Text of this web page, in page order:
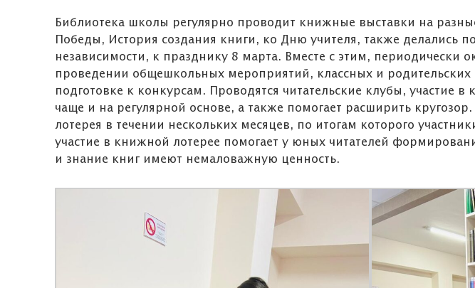
Библиотека школы регулярно проводит книжные выставки на
Победы, История создания книги, ко Дню учителя, также делались
независимости, к празднику 8 марта. Вместе с этим, периодически
проведении общешкольных мероприятий, классных и родительских
подготовке к конкурсам. Проводятся читательские клубы, участие
чаще и на регулярной основе, а также помогает расширить
лотерея в течении нескольких месяцев, по итогам которого
участие в книжной лотерее помогает у юных читателей
и знание книг имеют немаловажную ценность.